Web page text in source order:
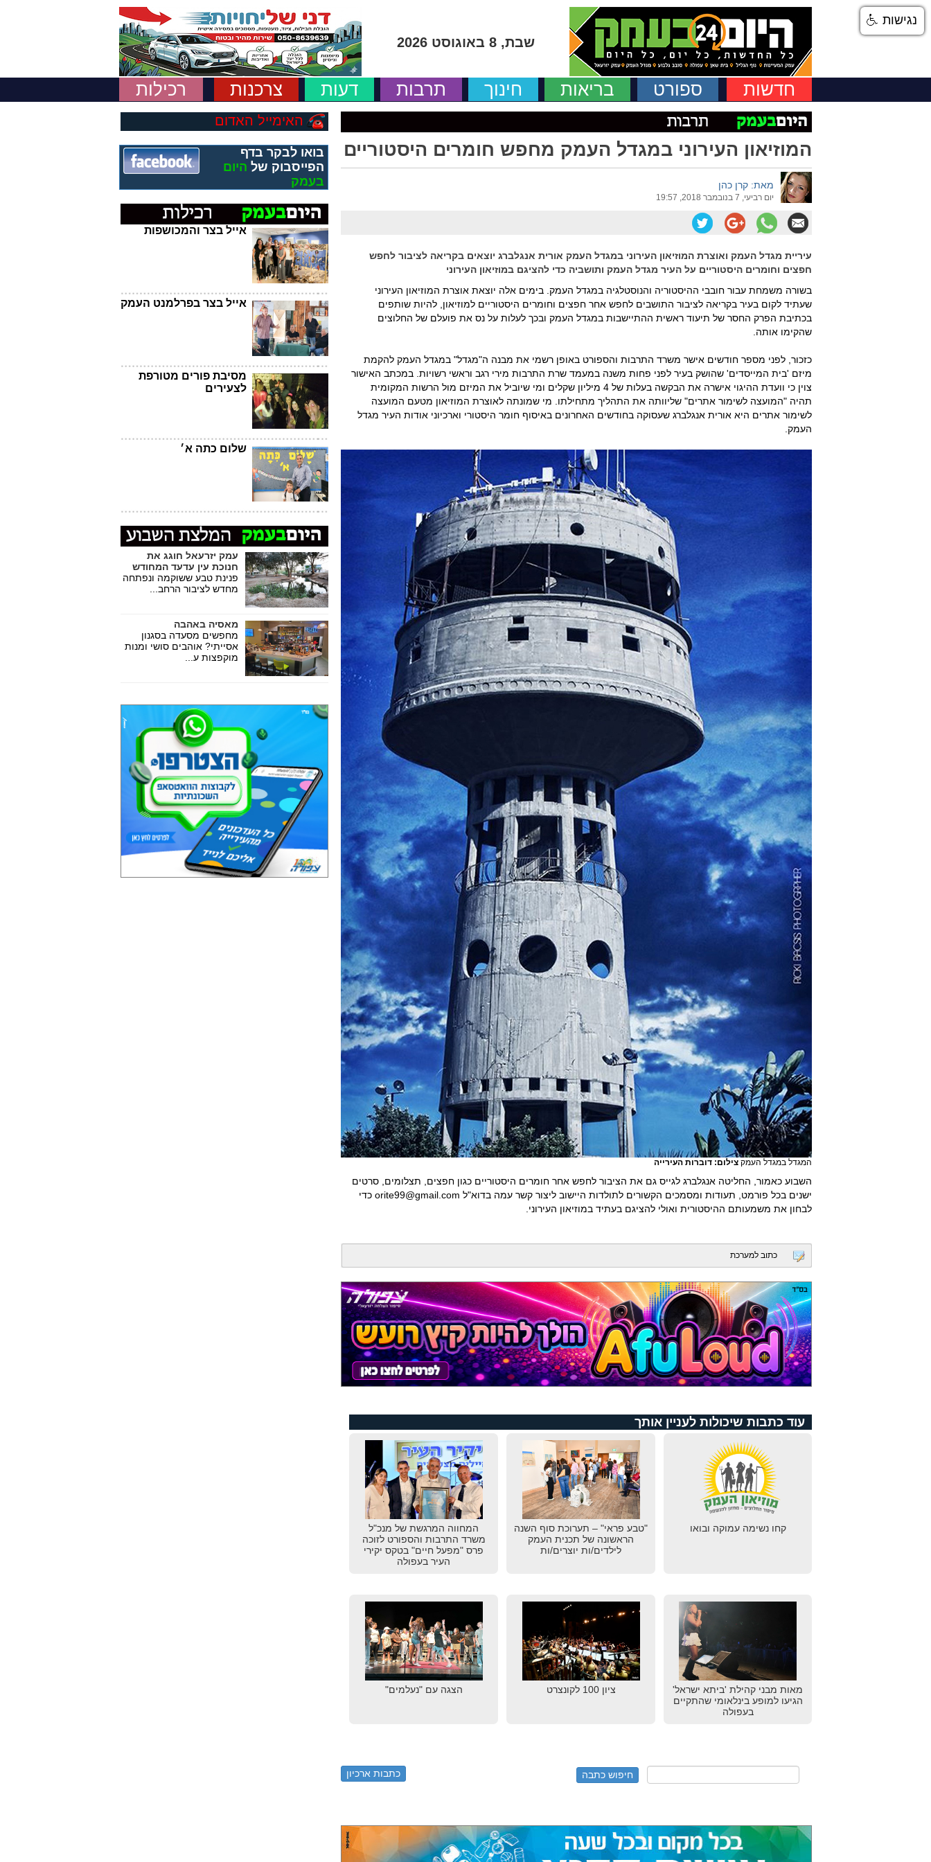
שבת, 8 באוגוסט 2026
חדשות ספורט בריאות חינוך תרבות דעות צרכנות רכילות
המוזיאון העירוני במגדל העמק מחפש חומרים היסטוריים
מאת: קרן כהן
יום רביעי, 7 בנובמבר 2018, 19:57
עיריית מגדל העמק ואוצרת המוזיאון העירוני במגדל העמק אורית אנגלברג יוצאים בקריאה לציבור לחפש
חפצים וחומרים היסטוריים על העיר מגדל העמק ותושביה כדי להציגם במוזיאון העירוני
בשורה משמחת עבור חובבי ההיסטוריה והנוסטלגיה במגדל העמק. בימים אלה יוצאת אוצרת המוזיאון העירוני
שעתיד לקום בעיר בקריאה לציבור התושבים לחפש אחר חפצים וחומרים היסטוריים למוזיאון, להיות שותפים
בכתיבת הפרק החסר של תיעוד ראשית ההתיישבות במגדל העמק ובכך לעלות על נס את פועלם של החלוצים
שהקימו אותה.
כזכור, לפני מספר חודשים אישר משרד התרבות והספורט באופן רשמי את מבנה ה"מגדל" במגדל העמק להקמת
מיזם 'בית המייסדים' שהושק בעיר לפני פחות משנה במעמד שרת התרבות מירי רגב וראשי רשויות. במכתב האישור
צוין כי וועדת ההיגוי אישרה את הבקשה בעלות של 4 מיליון שקלים ומי שיוביל את המיזם מול הרשות המקומית
תהיה "המועצה לשימור אתרים" שליוותה את התהליך מתחילתו. מי שמונתה לאוצרת המוזיאון מטעם המועצה
לשימור אתרים היא אורית אנגלברג שעסוקה בחודשים האחרונים באיסוף חומר היסטורי וארכיוני אודות העיר מגדל
העמק.
המגדל במגדל העמק צילום: דוברות העירייה
השבוע כאמור, החליטה אנגלברג לגייס גם את הציבור לחפש אחר חומרים היסטוריים כגון חפצים, תצלומים, סרטים
ישנים בכל פורמט, תעודות ומסמכים הקשורים לתולדות היישוב ליצור קשר עמה בדוא"ל orite99@gmail.com כדי
לבחון את משמעותם ההיסטורית ואולי להציגם בעתיד במוזיאון העירוני.
כתוב למערכת
עוד כתבות שיכולות לעניין אותך
קחו נשימה עמוקה ובואו
"טבע פראי" – תערוכת סוף השנה
הראשונה של תכנית העמק
לילדים/ות יוצרים/ות
המחווה המרגשת של מנכ"ל
משרד התרבות והספורט לזוכה
פרס "מפעל חיים" בטקס יקירי
העיר בעפולה
מאות מבני קהילת 'ביתא ישראל'
הגיעו למופע בינלאומי שהתקיים
בעפולה
ציון 100 לקונצרט הצגה עם "נעלמים"
כתבות ארכיון
האימייל האדום
בואו לבקר בדף
הפייסבוק של היום
בעמק
אייל בצר והמכושפות
אייל בצר בפרלמנט העמק
מסיבת פורים מטורפת
לצעירים
שלום כתה א׳
עמק יזרעאל חוגג את
חנוכת עין עדעד המחודש
פנינת טבע ששוקמה ונפתחה
מחדש לציבור הרחב...
מאסיה באהבה
מחפשים מסעדה בסגנון
אסייתי? אוהבים סושי ומנות
מוקפצות ע...
נגישות